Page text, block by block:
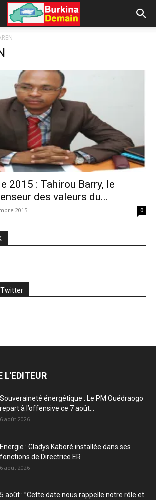
2015 : Tahirou Barry, le
des valeurs du...
2015 0
L'EDITEUR
Souveraineté énergétique : Le PM Ouédraogo
repart à l’offensive ce 7 août...
6 août 2026
Energie : Gladys Kaboré installée dans ses
fonctions de Directrice ER
6 août 2026
5 août : ”Cette date nous rappelle notre rôle et